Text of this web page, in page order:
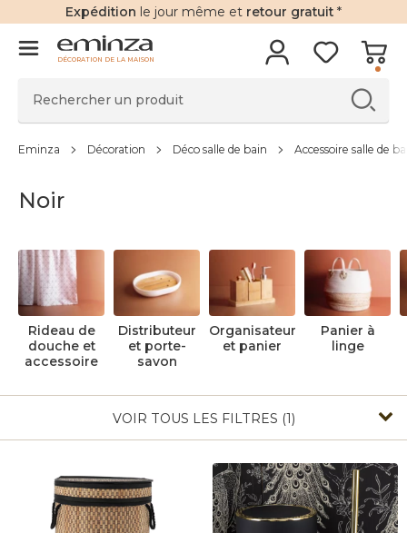
Expédition le jour même et retour gratuit *
DÉCORATION DE LA MAISON
Eminza Décoration Déco salle de bain Accessoire salle de
Noir
Rideau de
douche et
accessoire
Distributeur
et porte-
savon
Organisateur
et panier
Panier à
linge
VOIR TOUS LES FILTRES (1)